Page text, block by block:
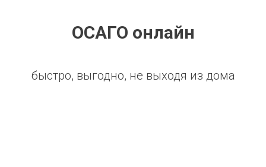
ОСАГО онлайн
быстро, выгодно, не выходя из дома